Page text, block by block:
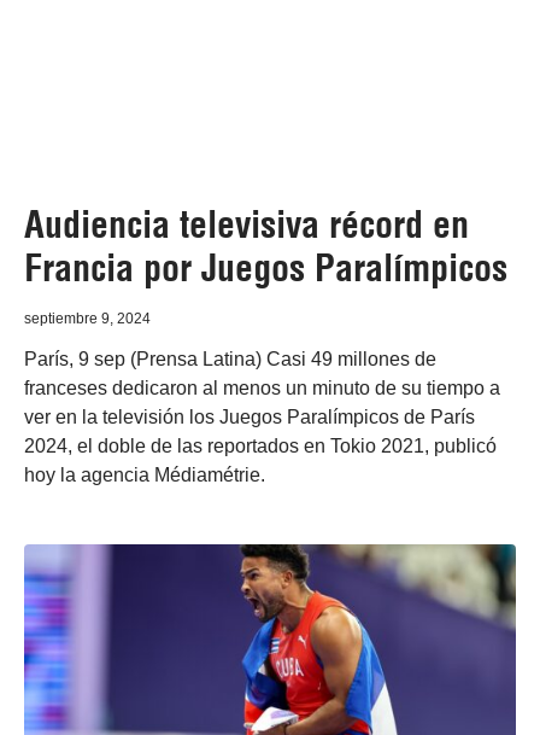
Audiencia televisiva récord en
Francia por Juegos Paralímpicos
septiembre 9, 2024
París, 9 sep (Prensa Latina) Casi 49 millones de
franceses dedicaron al menos un minuto de su tiempo a
ver en la televisión los Juegos Paralímpicos de París
2024, el doble de las reportados en Tokio 2021, publicó
hoy la agencia Médiamétrie.